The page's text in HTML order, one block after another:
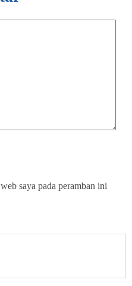
saya pada peramban ini